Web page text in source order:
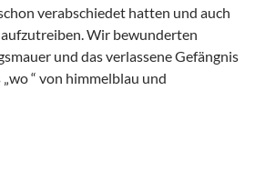
verabschiedet hatten und auch
Wir bewunderten
und das verlassene Gefängnis
“ von himmelblau und